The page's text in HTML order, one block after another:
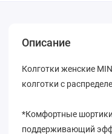
Описание
Колготки женские
колготки с
*Комфортные
поддерживающий